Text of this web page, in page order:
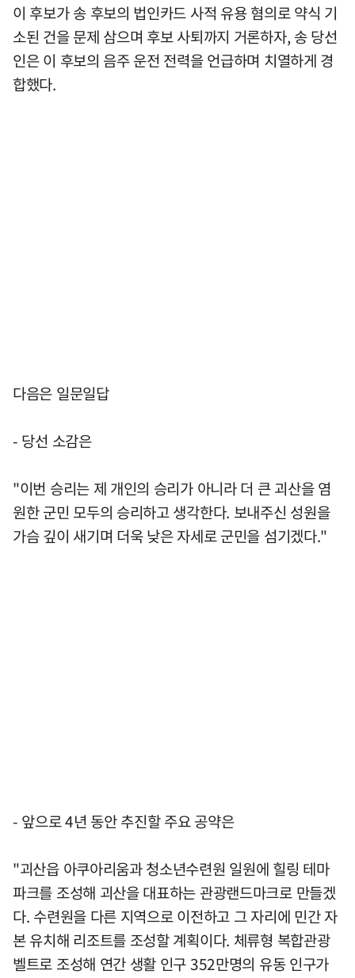
이 후보가 송 후보의 법인카드 사적 유용 혐의로 약식 기
소된 건을 문제 삼으며 후보 사퇴까지 거론하자, 송 당선
인은 이 후보의 음주 운전 전력을 언급하며 치열하게 경
합했다.
다음은 일문일답
- 당선 소감은
"이번 승리는 제 개인의 승리가 아니라 더 큰 괴산을 염
원한 군민 모두의 승리하고 생각한다. 보내주신 성원을
가슴 깊이 새기며 더욱 낮은 자세로 군민을 섬기겠다."
- 앞으로 4년 동안 추진할 주요 공약은
"괴산읍 아쿠아리움과 청소년수련원 일원에 힐링 테마
파크를 조성해 괴산을 대표하는 관광랜드마크로 만들겠
다. 수련원을 다른 지역으로 이전하고 그 자리에 민간 자
본 유치해 리조트를 조성할 계획이다. 체류형 복합관광
벨트로 조성해 연간 생활 인구 352만명의 유동 인구가